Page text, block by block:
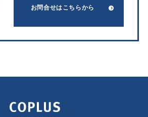
お問合せはこちらから